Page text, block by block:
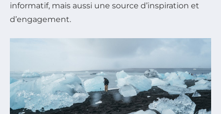
informatif, mais aussi une source d’inspiration et
d’engagement.